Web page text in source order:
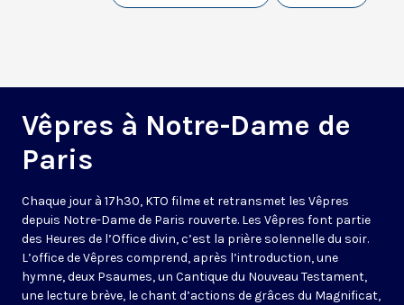
Vêpres à Notre-Dame de
Paris
Chaque jour à 17h30, KTO filme et retransmet les Vêpres
depuis Notre-Dame de Paris rouverte. Les Vêpres font partie
des Heures de l’Office divin, c’est la prière solennelle du soir.
L’office de Vêpres comprend, après l’introduction, une
hymne, deux Psaumes, un Cantique du Nouveau Testament,
une lecture brève, le chant d’actions de grâces du Magnificat,